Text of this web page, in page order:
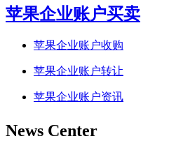
苹果企业账户买卖
苹果企业账户收购
苹果企业账户转让
苹果企业账户资讯
News Center